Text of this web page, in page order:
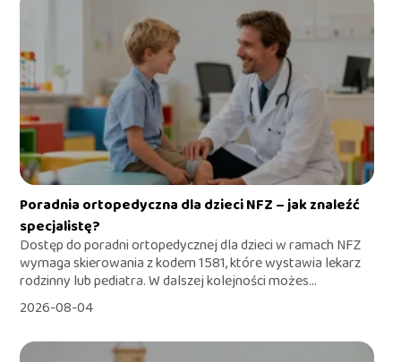
Poradnia ortopedyczna dla dzieci NFZ – jak znaleźć
specjalistę?
Dostęp do poradni ortopedycznej dla dzieci w ramach NFZ
wymaga skierowania z kodem 1581, które wystawia lekarz
rodzinny lub pediatra. W dalszej kolejności możes...
2026-08-04